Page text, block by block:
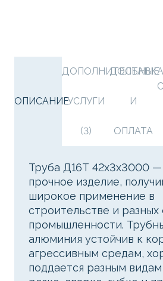
ОПИСАНИЕ
ДОПОЛНИТЕЛЬНЫЕ
УСЛУГИ
(3)
ДОСТАВКА
И
ОПЛАТА
Труба Д16Т 42х3х3000 —
прочное изделие,
широкое применение в
строительстве и разных
промышленности.
алюминия устойчив к
агрессивным средам,
поддается разным